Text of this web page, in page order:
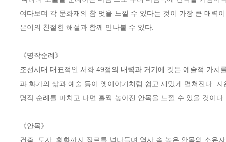
여다보며 각 문화재의 참 멋을 느낄 수 있다는 것이 가장 큰 매력
은이의 친절한 해설과 함께 만나볼 수 있다.
《명작순례》
조선시대 대표적인 서화 49점의 내력과 거기에 깃든 예술적 가치
과 화가의 삶과 예술 등이 옛이야기처럼 쉽고 재밌게 펼쳐진다.
명작 순례를 마치고 나면 훌쩍 높아진 안목을 느낄 수 있을 것이다.
《안목》
건축, 도자, 회화까지 장르를 넘나들며 역사 속 높은 안목의 소유